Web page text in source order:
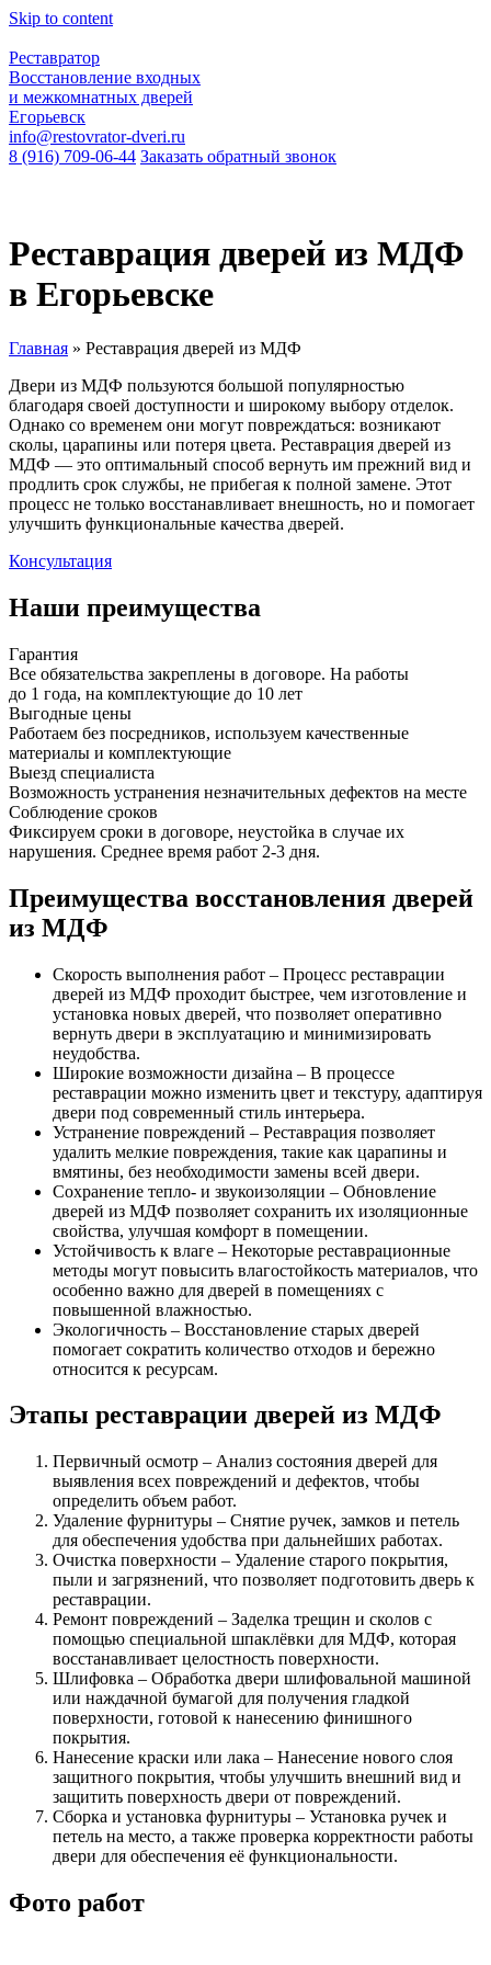
Skip to content
Реставратор
Восстановление входных
и межкомнатных дверей
Егорьевск
info@restovrator-dveri.ru
8 (916) 709-06-44 Заказать обратный звонок
Реставрация дверей из МДФ
в Егорьевске
Главная » Реставрация дверей из МДФ
Двери из МДФ пользуются большой популярностью
благодаря своей доступности и широкому выбору отделок.
Однако со временем они могут повреждаться: возникают
сколы, царапины или потеря цвета. Реставрация дверей из
МДФ — это оптимальный способ вернуть им прежний вид и
продлить срок службы, не прибегая к полной замене. Этот
процесс не только восстанавливает внешность, но и помогает
улучшить функциональные качества дверей.
Консультация
Наши преимущества
Гарантия
Все обязательства закреплены в договоре. На работы
до 1 года, на комплектующие до 10 лет
Выгодные цены
Работаем без посредников, используем качественные
материалы и комплектующие
Выезд специалиста
Возможность устранения незначительных дефектов на месте
Соблюдение сроков
Фиксируем сроки в договоре, неустойка в случае их
нарушения. Среднее время работ 2-3 дня.
Преимущества восстановления дверей
из МДФ
Скорость выполнения работ – Процесс реставрации
дверей из МДФ проходит быстрее, чем изготовление и
установка новых дверей, что позволяет оперативно
вернуть двери в эксплуатацию и минимизировать
неудобства.
Широкие возможности дизайна – В процессе
реставрации можно изменить цвет и текстуру, адаптируя
двери под современный стиль интерьера.
Устранение повреждений – Реставрация позволяет
удалить мелкие повреждения, такие как царапины и
вмятины, без необходимости замены всей двери.
Сохранение тепло- и звукоизоляции – Обновление
дверей из МДФ позволяет сохранить их изоляционные
свойства, улучшая комфорт в помещении.
Устойчивость к влаге – Некоторые реставрационные
методы могут повысить влагостойкость материалов, что
особенно важно для дверей в помещениях с
повышенной влажностью.
Экологичность – Восстановление старых дверей
помогает сократить количество отходов и бережно
относится к ресурсам.
Этапы реставрации дверей из МДФ
Первичный осмотр – Анализ состояния дверей для
выявления всех повреждений и дефектов, чтобы
определить объем работ.
Удаление фурнитуры – Снятие ручек, замков и петель
для обеспечения удобства при дальнейших работах.
Очистка поверхности – Удаление старого покрытия,
пыли и загрязнений, что позволяет подготовить дверь к
реставрации.
Ремонт повреждений – Заделка трещин и сколов с
помощью специальной шпаклёвки для МДФ, которая
восстанавливает целостность поверхности.
Шлифовка – Обработка двери шлифовальной машиной
или наждачной бумагой для получения гладкой
поверхности, готовой к нанесению финишного
покрытия.
Нанесение краски или лака – Нанесение нового слоя
защитного покрытия, чтобы улучшить внешний вид и
защитить поверхность двери от повреждений.
Сборка и установка фурнитуры – Установка ручек и
петель на место, а также проверка корректности работы
двери для обеспечения её функциональности.
Фото работ